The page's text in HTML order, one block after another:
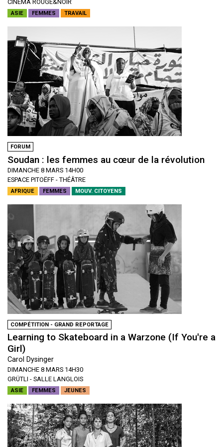
CINÉMA ROUGE&NOIR
ASIE FEMMES TRAVAIL
FORUM
Soudan : les femmes au cœur de la révolution
DIMANCHE 8 MARS 14H00
ESPACE PITOËFF - THÉÂTRE
AFRIQUE FEMMES MOUV. CITOYENS
COMPÉTITION - GRAND REPORTAGE
Learning to Skateboard in a Warzone (If You're a
Girl)
Carol Dysinger
DIMANCHE 8 MARS 14H30
GRÜTLI - SALLE LANGLOIS
ASIE FEMMES JEUNES